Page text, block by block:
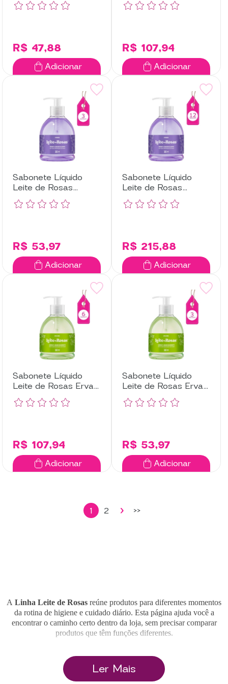
Unidades
R$ 47,88
Adicionar
Unidades
R$ 107,94
Adicionar
Sabonete Líquido
Leite de Rosas
Lavanda com 3
Unidades
R$ 53,97
Adicionar
Sabonete Líquido
Leite de Rosas
Lavanda com 12
Unidades
R$ 215,88
Adicionar
Sabonete Líquido
Leite de Rosas Erva
Doce com 6
Unidades
R$ 107,94
Adicionar
Sabonete Líquido
Leite de Rosas Erva
Doce com 3
Unidades
R$ 53,97
Adicionar
1 2 >>
A Linha Leite de Rosas reúne produtos para diferentes momentos
da rotina de higiene e cuidado diário. Esta página ajuda você a
encontrar o caminho certo dentro da loja, sem precisar comparar
produtos que têm funções diferentes.
clássico da marca, um desodorante para as axilas, um sabonete para o
banho, um hidratante corporal, um lenço demaquilante ou um
acessório para organizar e transportar os produtos da rotina. Cada
Ler Mais